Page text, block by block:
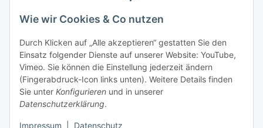
Wie wir Cookies & Co nutzen
Durch Klicken auf „Alle akzeptieren“ gestatten Sie den
Einsatz folgender Dienste auf unserer Website: YouTube,
Vimeo. Sie können die Einstellung jederzeit ändern
(Fingerabdruck-Icon links unten). Weitere Details finden
Sie unter Konfigurieren und in unserer
Datenschutzerklärung.
Impressum Datenschutz
Zahlungsinformationen
Versandinformationen